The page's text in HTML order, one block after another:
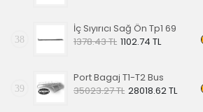
38
İç Sıyırıcı Sağ Ön Tp1 69
1378.43 TL 1102.74 TL
39
Port Bagaj T1-T2 Bus
35023.27 TL 28018.62 TL